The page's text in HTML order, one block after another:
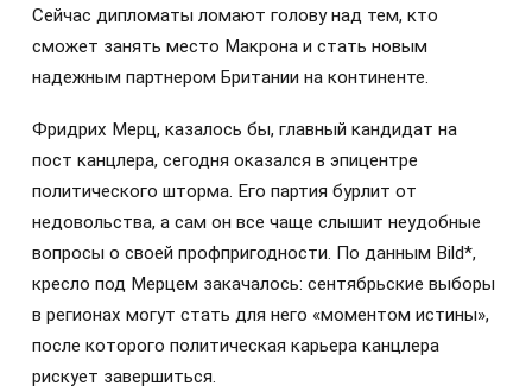
Сейчас дипломаты ломают голову над тем, кто
сможет занять место Макрона и стать новым
надежным партнером Британии на континенте.
Фридрих Мерц, казалось бы, главный кандидат на
пост канцлера, сегодня оказался в эпицентре
политического шторма. Его партия бурлит от
недовольства, а сам он все чаще слышит неудобные
вопросы о своей профпригодности. По данным Bild*,
кресло под Мерцем закачалось: сентябрьские выборы
в регионах могут стать для него «моментом истины»,
после которого политическая карьера канцлера
рискует завершиться.